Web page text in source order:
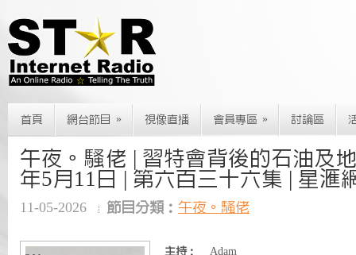
首頁 網台節目 » 視像直播 會員專區 » 討論區
午夜。騷佬 | 習特會背後的石油及
年5月11日 | 第六百三十六集 | 星滙
11-05-2026 節目分類： 午夜。騷佬
主持：
Adam